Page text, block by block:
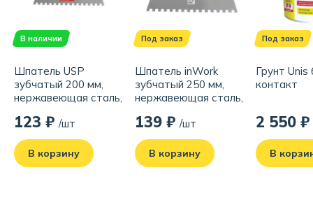
В наличии
Шпатель USP
зубчатый 200 мм,
нержавеющая сталь,
зуб 6x6 мм
123 ₽ /шт
В корзину
Под заказ
Шпатель inWork
зубчатый 250 мм,
нержавеющая сталь,
139 ₽ /шт
В корзину
Под заказ
Грунт Unis
контакт
2 550 ₽
В